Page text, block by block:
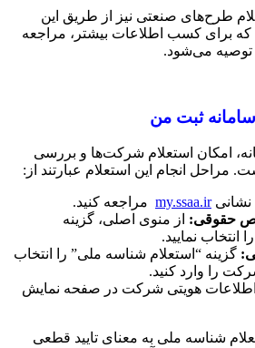
طرح‌های صنعتی نیز از طریق این
برای کسب اطلاعات بیشتر، مراجعه
توصیه می‌شود.
ثبت من
امکان استعلام شرکت‌ها و بررسی
انجام این استعلام عبارتند از:
نشانیmy.ssaa.ir مراجعه کنید.
حقوقی: از منوی اصلی، گزینه
نمایید.
: گزینه “استعلام شناسه ملی” را انتخاب
را وارد کنید.
اطلاعات هویتی شرکت در صفحه نمایش
شناسه ملی به معنای تایید قطعی